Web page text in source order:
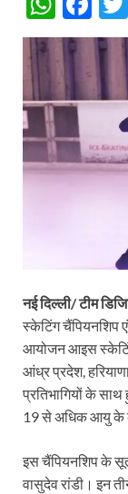
h
at
s
A
p
p
ac
e
b
o
k
नई दिल्ली/ टीम
स्केटिंग चैंपियनशिप
आयोजन आइस
आंध्र प्रदेश,
प्रतिभागियों के
19 से अधिक आयु के
इस चैंपियनशिप के
वासुदेव रांडी। इन